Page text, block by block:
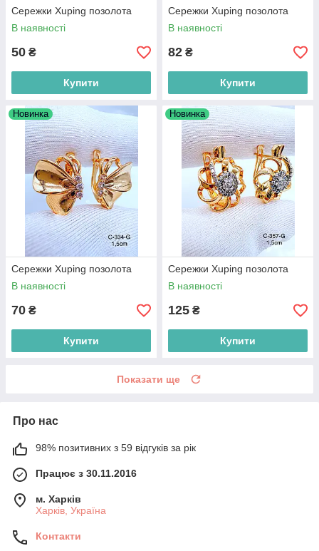
Сережки Xuping позолота
В наявності
50 ₴
Купити
Сережки Xuping позолота
В наявності
82 ₴
Купити
Новинка
Сережки Xuping позолота
В наявності
70 ₴
Купити
Новинка
Сережки Xuping позолота
В наявності
125 ₴
Купити
Показати ще
Про нас
98% позитивних з 59 відгуків за рік
Працює з 30.11.2016
м. Харків
Харків, Україна
Контакти